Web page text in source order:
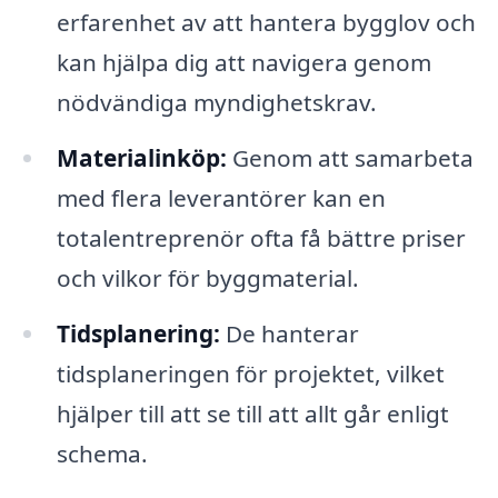
erfarenhet av att hantera bygglov och
kan hjälpa dig att navigera genom
nödvändiga myndighetskrav.
Materialinköp: Genom att samarbeta
med flera leverantörer kan en
totalentreprenör ofta få bättre priser
och vilkor för byggmaterial.
Tidsplanering: De hanterar
tidsplaneringen för projektet, vilket
hjälper till att se till att allt går enligt
schema.